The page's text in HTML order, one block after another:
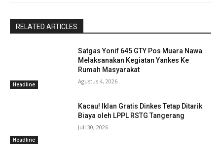
RELATED ARTICLES
Headline
Satgas Yonif 645 GTY Pos Muara Nawa
Melaksanakan Kegiatan Yankes Ke
Rumah Masyarakat
Agustus 4, 2026
Headline
Kacau! Iklan Gratis Dinkes Tetap Ditarik
Biaya oleh LPPL RSTG Tangerang
Juli 30, 2026